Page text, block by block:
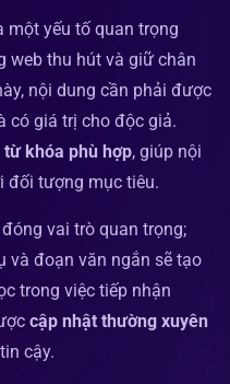
một yếu tố quan trọng
web thu hút và giữ chân
nội dung cần phải được
có giá trị cho độc giả.
từ khóa phù hợp, giúp nội
đối tượng mục tiêu.
vai trò quan trọng;
và đoạn văn ngắn sẽ tạo
trong việc tiếp nhận
cập nhật thường xuyên
cậy.